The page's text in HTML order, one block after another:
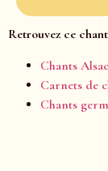
Retrouvez ce
Chants
Carnets de
Chants